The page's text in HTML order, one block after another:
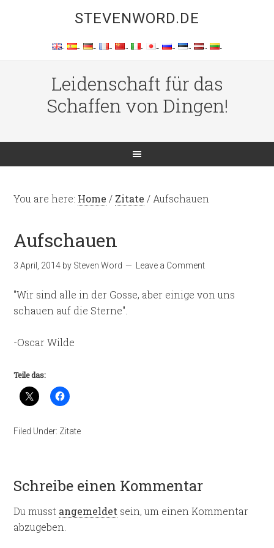
STEVENWORD.DE
Leidenschaft für das
Schaffen von Dingen!
You are here: Home / Zitate / Aufschauen
Aufschauen
3 April, 2014 by Steven Word Leave a Comment
"Wir sind alle in der Gosse, aber einige von uns
schauen auf die Sterne".
-Oscar Wilde
Teile das:
Filed Under: Zitate
Schreibe einen Kommentar
Du musst angemeldet sein, um einen Kommentar
abzugeben.